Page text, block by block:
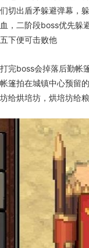
们切出盾矛躲避弹幕，
血，二阶段boss优先躲
五下便可击败他
打完boss会掉落后勤帐
帐篷拍在城镇中心预留
坊给烘培坊，烘培坊给